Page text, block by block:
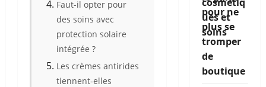
Faut-il opter pour
des soins avec
protection solaire
intégrée ?
Les crèmes antirides
tiennent-elles
pour ne
plus se
tromper
de
boutique